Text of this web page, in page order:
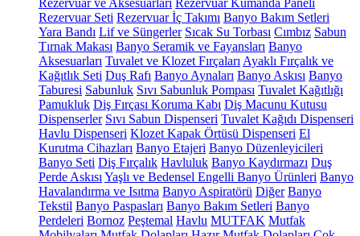
Rezervuar ve Aksesuarları Rezervuar Kumanda Paneli
Rezervuar Seti Rezervuar İç Takımı Banyo Bakım Setleri
Yara Bandı Lif ve Süngerler Sıcak Su Torbası Cımbız Sabun
Tırnak Makası Banyo Seramik ve Fayansları Banyo
Aksesuarları Tuvalet ve Klozet Fırçaları Ayaklı Fırçalık ve
Kağıtlık Seti Duş Rafı Banyo Aynaları Banyo Askısı Banyo
Taburesi Sabunluk Sıvı Sabunluk Pompası Tuvalet Kağıtlığı
Pamukluk Diş Fırçası Koruma Kabı Diş Macunu Kutusu
Dispenserler Sıvı Sabun Dispenseri Tuvalet Kağıdı Dispenseri
Havlu Dispenseri Klozet Kapak Örtüsü Dispenseri El
Kurutma Cihazları Banyo Etajeri Banyo Düzenleyicileri
Banyo Seti Diş Fırçalık Havluluk Banyo Kaydırmazı Duş
Perde Askısı Yaşlı ve Bedensel Engelli Banyo Ürünleri Banyo
Havalandırma ve Isıtma Banyo Aspiratörü Diğer Banyo
Tekstil Banyo Paspasları Banyo Bakım Setleri Banyo
Perdeleri Bornoz Peştemal Havlu MUTFAK Mutfak